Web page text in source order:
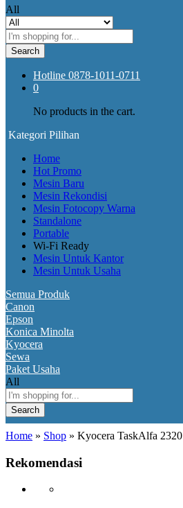
All
Search
Hotline 0878-1011-0711
0
No products in the cart.
Kategori Pilihan
Home
Hot Promo
Mesin Baru
Mesin Rekondisi
Mesin Fotocopy Warna
Standalone
Portable
Wi-Fi Ready
Mesin Untuk Kantor
Mesin Untuk Usaha
Semua Produk
Canon
Epson
Konica Minolta
Kyocera
Sewa
Paket Usaha
All
Search
Home » Shop » Kyocera TaskAlfa 2320
Rekomendasi